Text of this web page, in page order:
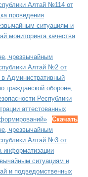
Алтай №114 от
проведения
ситуациям и
мониторинга качества
чрезвычайным
Алтай №2 от
Административный
гражданской обороне,
Республики
аттестованных
Скачать
чрезвычайным
Алтай №3 от
информатизации
ситуациям и
и подведомственных